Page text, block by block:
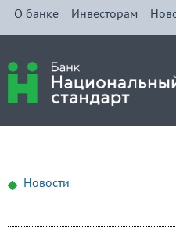
О банке Инвесторам
Новости